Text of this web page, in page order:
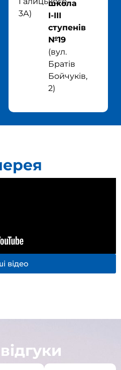
3А)
школа
І-ІІІ
ступенів
№19
(вул.
Братів
Бойчуків,
2)
відео